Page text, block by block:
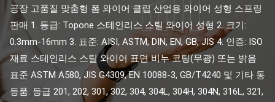
공장 고품질 맞춤형 폼 와이어 클립 산업용 와이어 성형 스프링
판매 1. 등급: Topone 스테인리스 스틸 와이어 성형 2. 크기:
0.3mm-16mm 3. 표준: AISI, ASTM, DIN, EN, GB, JIS 4. 인증: ISO
재료 스테인리스 스틸 와이어 표면 비누 코팅(무광) 또는 밝음
표준 ASTM A580, JIS G4309, EN 10088-3, GB/T4240 및 기타 동
등품. 등급 201, 202, 301, 302, 304, 304L, 304H, 304N, 316L, 321,